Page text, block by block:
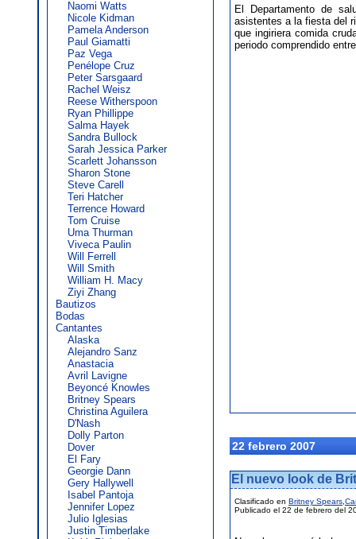
Naomi Watts
Nicole Kidman
Pamela Anderson
Paul Giamatti
Paz Vega
Penélope Cruz
Peter Sarsgaard
Rachel Weisz
Reese Witherspoon
Ryan Phillippe
Salma Hayek
Sandra Bullock
Sarah Jessica Parker
Scarlett Johansson
Sharon Stone
Steve Carell
Teri Hatcher
Terrence Howard
Tom Cruise
Uma Thurman
Viveca Paulin
Will Ferrell
Will Smith
William H. Macy
Ziyi Zhang
Bautizos
Bodas
Cantantes
Alaska
Alejandro Sanz
Anastacia
Avril Lavigne
Beyoncé Knowles
Britney Spears
Christina Aguilera
D'Nash
Dolly Parton
Dover
El Fary
Georgie Dann
Gery Hallywell
Isabel Pantoja
Jennifer Lopez
Julio Iglesias
Justin Timberlake
El Departamento de
asistentes a la fiesta del
que ingiriera comida
periodo comprendido
22 febrero 2007
El nuevo look de
Clasificado en Britney Spears
Publicado el 22 de febrero del